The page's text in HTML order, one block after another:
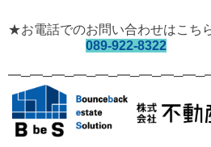
★お電話でのお問い合わせはこち
089-922-8322